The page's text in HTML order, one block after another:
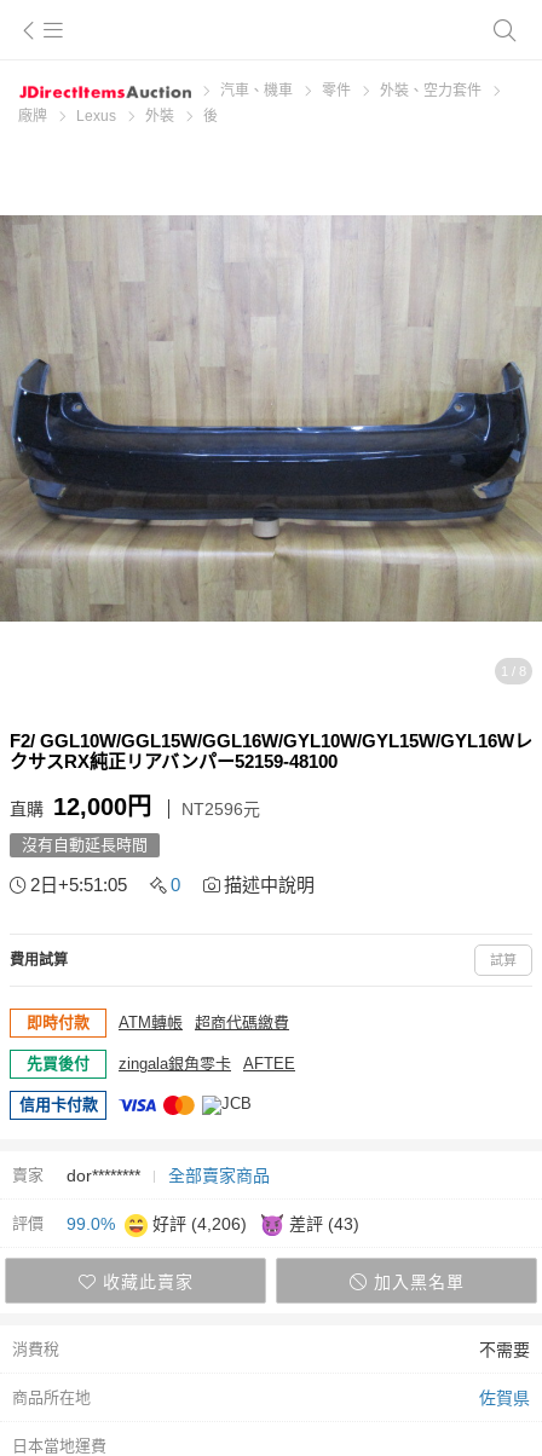
汽車、機車 零件
外裝、空力套件
廠牌
Lexus 外裝 後
1 / 8
F2/ GGL10W/GGL15W/GGL16W/GYL10W/GYL15W/GYL16Wレ
クサスRX純正リアバンパー52159-48100
直購 12,000円 NT2596元
沒有自動延長時間
2日+5:51:05 0 描述中說明
費用試算 試算
即時付款 ATM轉帳 超商代碼繳費
先買後付 zingala銀角零卡 AFTEE
信用卡付款
賣家 dor******** 全部賣家商品
評價 99.0% 好評 (4,206) 差評 (43)
收藏此賣家 加入黑名單
消費稅 不需要
商品所在地 佐賀県
日本當地運費